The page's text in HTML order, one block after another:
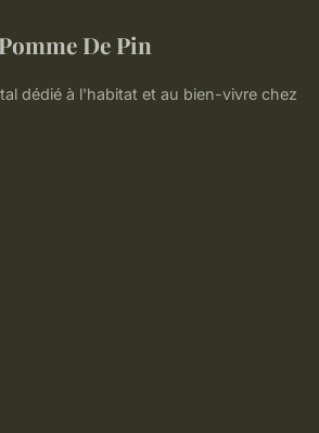
De Pin
dédié à l'habitat et au bien-vivre chez